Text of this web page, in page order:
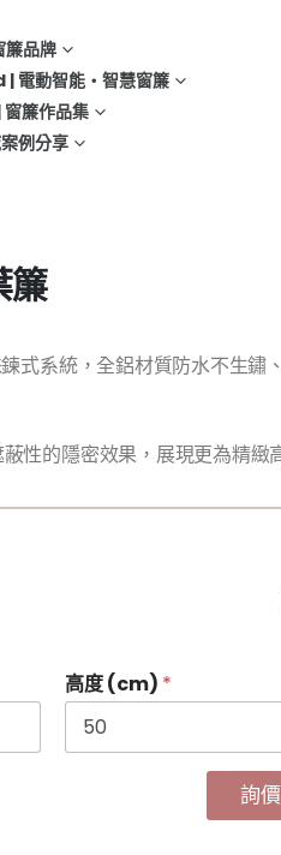
品牌
電動智能‧智慧窗簾
簾作品集
例分享
簾
式系統，全鋁材質防水不生鏽
性的隱密效果，展現更為精緻
高度 (cm) *
詢價